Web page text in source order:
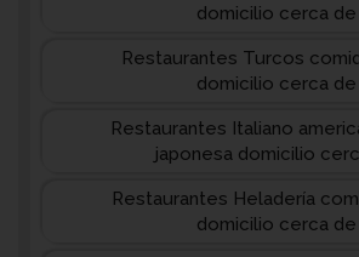
domicilio cerca de
Restaurantes Turcos
domicilio cerca de
Restaurantes Italiano
japonesa domicilio
Restaurantes Heladería
domicilio cerca de